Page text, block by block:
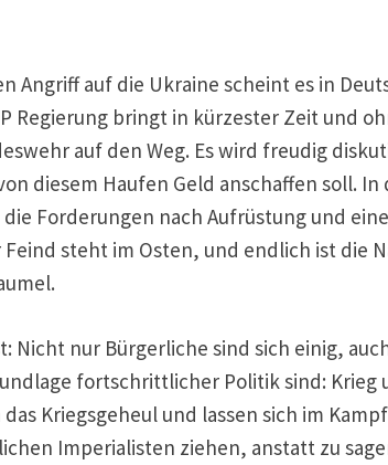
Angriff auf die Ukraine scheint es in
Regierung bringt in kürzester Zeit und
auf den Weg. Es wird freudig
diesem Haufen Geld anschaffen soll.
Forderungen nach Aufrüstung und
Feind steht im Osten, und endlich ist die
Nicht nur Bürgerliche sind sich einig,
fortschrittlicher Politik sind: Krieg
Kriegsgeheul und lassen sich im
Imperialisten ziehen, anstatt zu